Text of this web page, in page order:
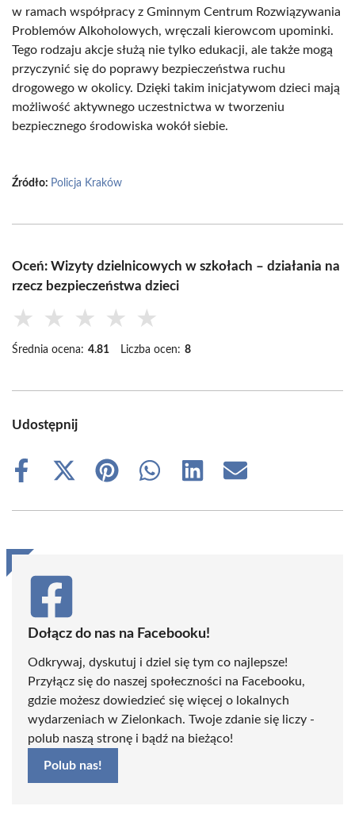
w ramach współpracy z Gminnym Centrum Rozwiązywania
Problemów Alkoholowych, wręczali kierowcom upominki.
Tego rodzaju akcje służą nie tylko edukacji, ale także mogą
przyczynić się do poprawy bezpieczeństwa ruchu
drogowego w okolicy. Dzięki takim inicjatywom dzieci mają
możliwość aktywnego uczestnictwa w tworzeniu
bezpiecznego środowiska wokół siebie.
Źródło: Policja Kraków
Oceń: Wizyty dzielnicowych w szkołach – działania na
rzecz bezpieczeństwa dzieci
★ ★ ★ ★ ★
Średnia ocena: 4.81 Liczba ocen: 8
Udostępnij
Share
Share
(Twitter)
Share
Share
Share
Share
Dołącz do nas na Facebooku!
Odkrywaj, dyskutuj i dziel się tym co najlepsze!
Przyłącz się do naszej społeczności na Facebooku,
gdzie możesz dowiedzieć się więcej o lokalnych
wydarzeniach w Zielonkach. Twoje zdanie się liczy -
polub naszą stronę i bądź na bieżąco!
Polub nas!